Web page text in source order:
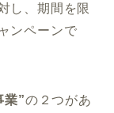
し、期間を限
ンペーンで
業”の２つがあ